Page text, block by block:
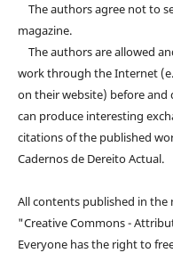
The authors agree not to
magazine.
The authors are allowed
work through the Internet
on their website) before and
can produce interesting
citations of the published
Cadernos de Dereito Actual.
All contents published in the
"Creative Commons -
Everyone has the right to